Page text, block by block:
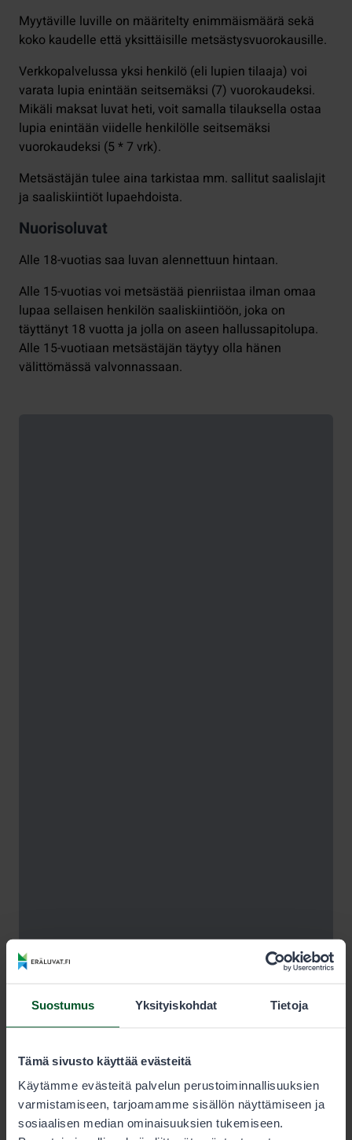
Suostumus Yksityiskohdat Tietoja
Tämä sivusto käyttää evästeitä
Käytämme evästeitä palvelun perustoiminnallisuuksien
varmistamiseen, tarjoamamme sisällön näyttämiseen ja
sosiaalisen median ominaisuuksien tukemiseen.
Myytäville luville on määritelty enimmäismäärä sekä
koko kaudelle että yksittäisille metsästysvuorokausille.
Verkkopalvelussa yksi henkilö (eli lupien tilaaja) voi
varata lupia enintään seitsemäksi (7) vuorokaudeksi.
Mikäli maksat luvat heti, voit samalla tilauksella ostaa
lupia enintään viidelle henkilölle seitsemäksi
vuorokaudeksi (5 * 7 vrk).
Metsästäjän tulee aina tarkistaa mm. sallitut saalislajit
ja saaliskiintiöt lupaehdoista.
Nuorisoluvat
Alle 18-vuotias saa luvan alennettuun hintaan.
Alle 15-vuotias voi metsästää pienriistaa ilman omaa
lupaa sellaisen henkilön saaliskiintiöön, joka on
täyttänyt 18 vuotta ja jolla on aseen hallussapitolupa.
Alle 15-vuotiaan metsästäjän täytyy olla hänen
välittömässä valvonnassaan.